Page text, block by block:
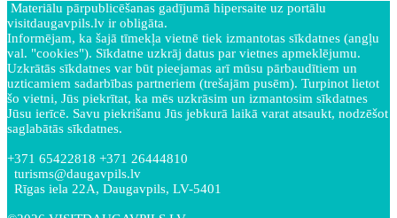
Materiālu pārpublicēšanas gadījumā hipersaite uz portālu
visitdaugavpils.lv ir obligāta.
Informējam, ka šajā tīmekļa vietnē tiek izmantotas sīkdatnes (angļu
val. "cookies"). Sīkdatne uzkrāj datus par vietnes apmeklējumu.
Uzkrātās sīkdatnes var būt pieejamas arī mūsu pārbaudītiem un
uzticamiem sadarbības partneriem (trešajām pusēm). Turpinot lietot
šo vietni, Jūs piekrītat, ka mēs uzkrāsim un izmantosim sīkdatnes
Jūsu ierīcē. Savu piekrišanu Jūs jebkurā laikā varat atsaukt, nodzēšot
saglabātās sīkdatnes.
+371 65422818 +371 26444810
turisms@daugavpils.lv
Rīgas iela 22A, Daugavpils, LV-5401